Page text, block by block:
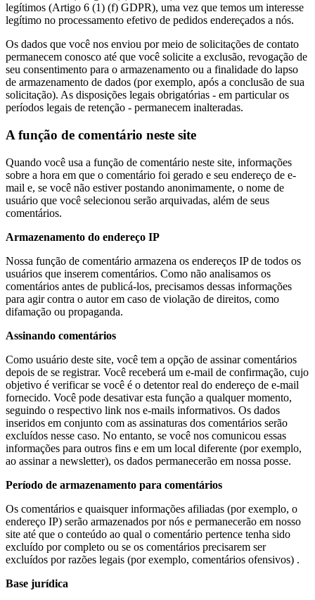
legítimos (Artigo 6 (1) (f) GDPR), uma vez que temos um interesse
legítimo no processamento efetivo de pedidos endereçados a nós.
Os dados que você nos enviou por meio de solicitações de contato
permanecem conosco até que você solicite a exclusão, revogação de
seu consentimento para o armazenamento ou a finalidade do lapso
de armazenamento de dados (por exemplo, após a conclusão de sua
solicitação). As disposições legais obrigatórias - em particular os
períodos legais de retenção - permanecem inalteradas.
A função de comentário neste site
Quando você usa a função de comentário neste site, informações
sobre a hora em que o comentário foi gerado e seu endereço de e-
mail e, se você não estiver postando anonimamente, o nome de
usuário que você selecionou serão arquivadas, além de seus
comentários.
Armazenamento do endereço IP
Nossa função de comentário armazena os endereços IP de todos os
usuários que inserem comentários. Como não analisamos os
comentários antes de publicá-los, precisamos dessas informações
para agir contra o autor em caso de violação de direitos, como
difamação ou propaganda.
Assinando comentários
Como usuário deste site, você tem a opção de assinar comentários
depois de se registrar. Você receberá um e-mail de confirmação, cujo
objetivo é verificar se você é o detentor real do endereço de e-mail
fornecido. Você pode desativar esta função a qualquer momento,
seguindo o respectivo link nos e-mails informativos. Os dados
inseridos em conjunto com as assinaturas dos comentários serão
excluídos nesse caso. No entanto, se você nos comunicou essas
informações para outros fins e em um local diferente (por exemplo,
ao assinar a newsletter), os dados permanecerão em nossa posse.
Período de armazenamento para comentários
Os comentários e quaisquer informações afiliadas (por exemplo, o
endereço IP) serão armazenados por nós e permanecerão em nosso
site até que o conteúdo ao qual o comentário pertence tenha sido
excluído por completo ou se os comentários precisarem ser
excluídos por razões legais (por exemplo, comentários ofensivos) .
Base jurídica